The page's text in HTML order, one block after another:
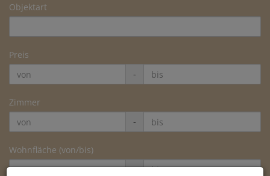
Objektart
Preis
-
Zimmer
-
Wohnfläche (von/bis)
-